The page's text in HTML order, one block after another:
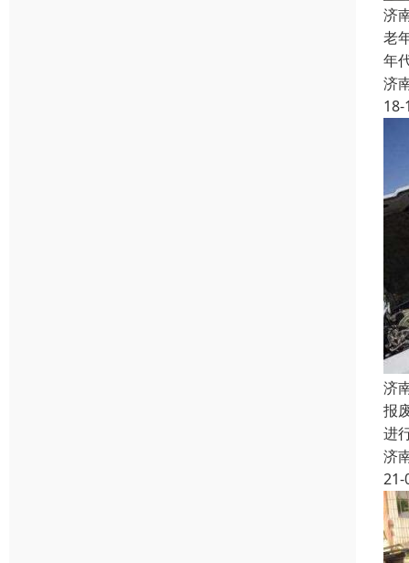
济
老
年
济
18-
济
报
进
济
21-